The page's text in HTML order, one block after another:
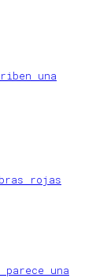
una
rojas
una